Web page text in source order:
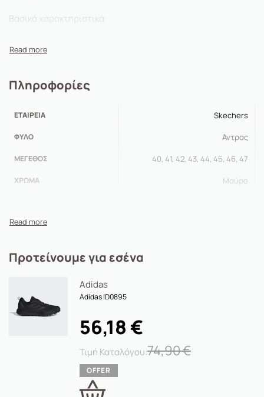
Βασικά χαρακτηριστικά:
Δέσιμο με κορδόνια
Πληροφορίες
ΕΤΑΙΡΕΊΑ Skechers
ΦΎΛΟ Άντρας
ΜΈΓΕΘΟΣ 40, 41, 42, 43, 44, 45, 46, 47
ΧΡΏΜΑ Μαύρο
Προτείνουμε για εσένα
Adidas
Αdidas ID0895
74,90€
56,18 €